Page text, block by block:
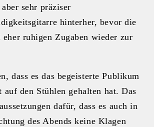
sehr präziser
hinterher, bevor die
ruhigen Zugaben wieder zur
dass es das begeisterte Publikum
den Stühlen gehalten hat. Das
dafür, dass es auch in
des Abends keine Klagen